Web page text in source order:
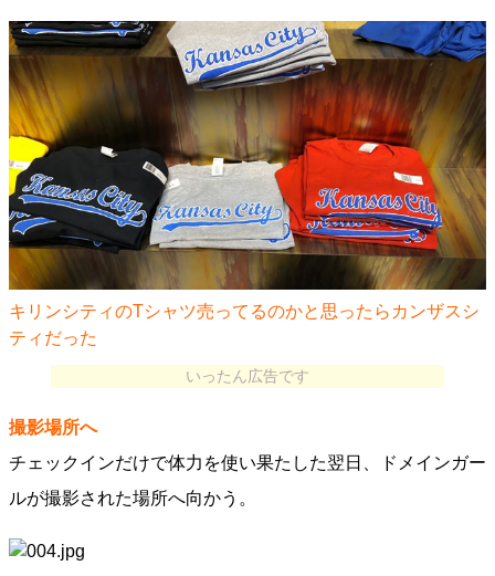
キリンシティのTシャツ売ってるのかと思ったらカンザスシ
ティだった
いったん広告です
撮影場所へ
チェックインだけで体力を使い果たした翌日、ドメインガー
ルが撮影された場所へ向かう。